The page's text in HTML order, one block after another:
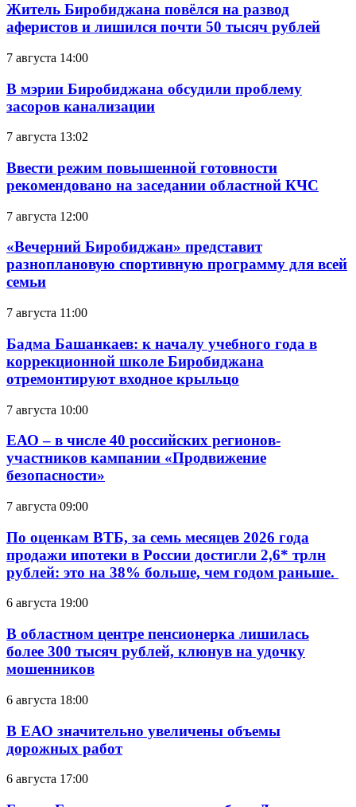
Житель Биробиджана повёлся на развод
аферистов и лишился почти 50 тысяч рублей
7 августа 14:00
В мэрии Биробиджана обсудили проблему
засоров канализации
7 августа 13:02
Ввести режим повышенной готовности
рекомендовано на заседании областной КЧС
7 августа 12:00
«Вечерний Биробиджан» представит
разноплановую спортивную программу для всей
семьи
7 августа 11:00
Бадма Башанкаев: к началу учебного года в
коррекционной школе Биробиджана
отремонтируют входное крыльцо
7 августа 10:00
ЕАО – в числе 40 российских регионов-
участников кампании «Продвижение
безопасности»
7 августа 09:00
По оценкам ВТБ, за семь месяцев 2026 года
продажи ипотеки в России достигли 2,6* трлн
рублей: это на 38% больше, чем годом раньше.
6 августа 19:00
В областном центре пенсионерка лишилась
более 300 тысяч рублей, клюнув на удочку
мошенников
6 августа 18:00
В ЕАО значительно увеличены объемы
дорожных работ
6 августа 17:00